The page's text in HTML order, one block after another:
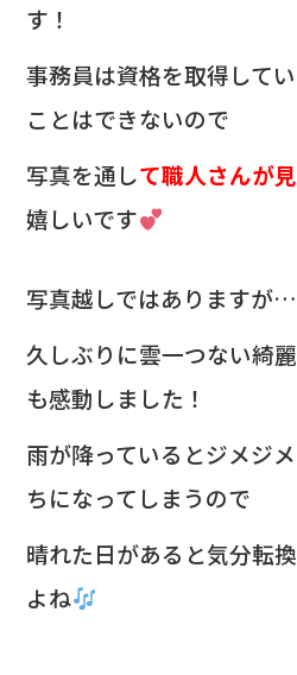
す！
事務員は資格を取得して
ことはできないので
写真を通して職人さんが
嬉しいです
写真越しではありますが…
久しぶりに雲一つない綺
も感動しました！
雨が降っているとジメジ
ちになってしまうので
晴れた日があると気分転
よね